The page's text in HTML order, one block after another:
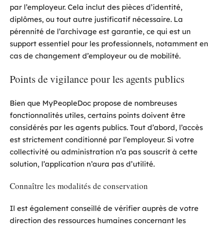
par l’employeur. Cela inclut des pièces d’identité,
diplômes, ou tout autre justificatif nécessaire. La
pérennité de l’archivage est garantie, ce qui est un
support essentiel pour les professionnels, notamment en
cas de changement d’employeur ou de mobilité.
Points de vigilance pour les agents publics
Bien que MyPeopleDoc propose de nombreuses
fonctionnalités utiles, certains points doivent être
considérés par les agents publics. Tout d’abord, l’accès
est strictement conditionné par l’employeur. Si votre
collectivité ou administration n’a pas souscrit à cette
solution, l’application n’aura pas d’utilité.
Connaître les modalités de conservation
Il est également conseillé de vérifier auprès de votre
direction des ressources humaines concernant les